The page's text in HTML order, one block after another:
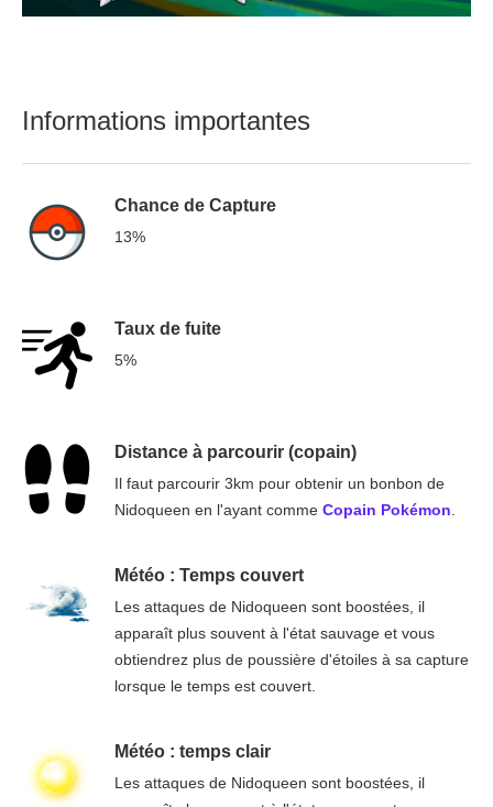
Informations importantes
Chance de Capture
13%
Taux de fuite
5%
Distance à parcourir (copain)
Il faut parcourir 3km pour obtenir un bonbon de
Nidoqueen en l'ayant comme Copain Pokémon
Météo : Temps couvert
Les attaques de Nidoqueen sont boostées, il
apparaît plus souvent à l'état sauvage et vous
obtiendrez plus de poussière d'étoiles à sa capture
lorsque le temps est couvert.
Météo : temps clair
Les attaques de Nidoqueen sont boostées, il